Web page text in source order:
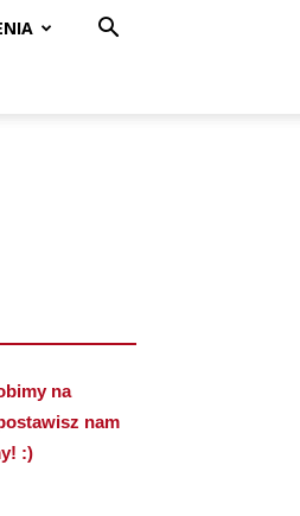
na
nam
:)